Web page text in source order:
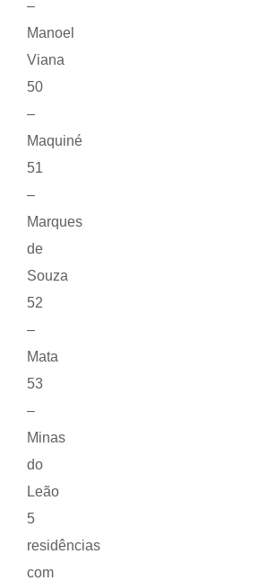
–
Manoel
Viana
50
–
Maquiné
51
–
Marques
de
Souza
52
–
Mata
53
–
Minas
do
Leão
5
residências
com